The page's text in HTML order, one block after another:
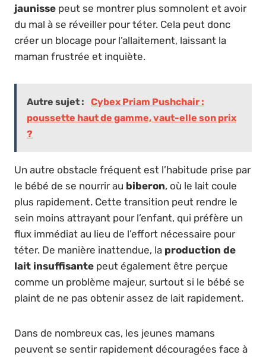
jaunisse peut se montrer plus somnolent et avoir
du mal à se réveiller pour téter. Cela peut donc
créer un blocage pour l’allaitement, laissant la
maman frustrée et inquiète.
Autre sujet :
Cybex Priam Pushchair :
poussette haut de gamme, vaut-elle son prix
?
Un autre obstacle fréquent est l’habitude prise par
le bébé de se nourrir au biberon, où le lait coule
plus rapidement. Cette transition peut rendre le
sein moins attrayant pour l’enfant, qui préfère un
flux immédiat au lieu de l’effort nécessaire pour
téter. De manière inattendue, la production de
lait insuffisante peut également être perçue
comme un problème majeur, surtout si le bébé se
plaint de ne pas obtenir assez de lait rapidement.
Dans de nombreux cas, les jeunes mamans
peuvent se sentir rapidement découragées face à